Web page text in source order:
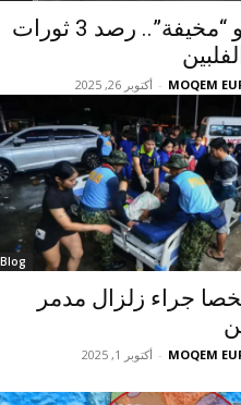
مقاطع فيديو “مخيفة”.. رصد 3 ثورات
MOQEM
- أكتوبر 26, 2025
Blog
31 شخصا جراء زلزال مدمر
MOQEM
- أكتوبر 1, 2025